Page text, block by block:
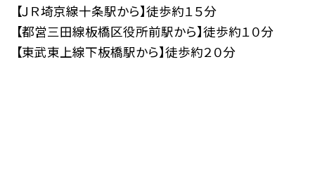
【ＪＲ埼京線十条駅から】徒歩約１５分
【都営三田線板橋区役所前駅から】徒歩約１０分
【東武東上線下板橋駅から】徒歩約２０分